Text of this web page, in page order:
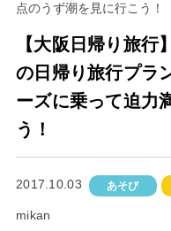
点のうず潮を見に行こう！
【大阪日帰り旅行
の日帰り旅行プラ
ーズに乗って迫力
う！
2017.10.03 あそび
mikan